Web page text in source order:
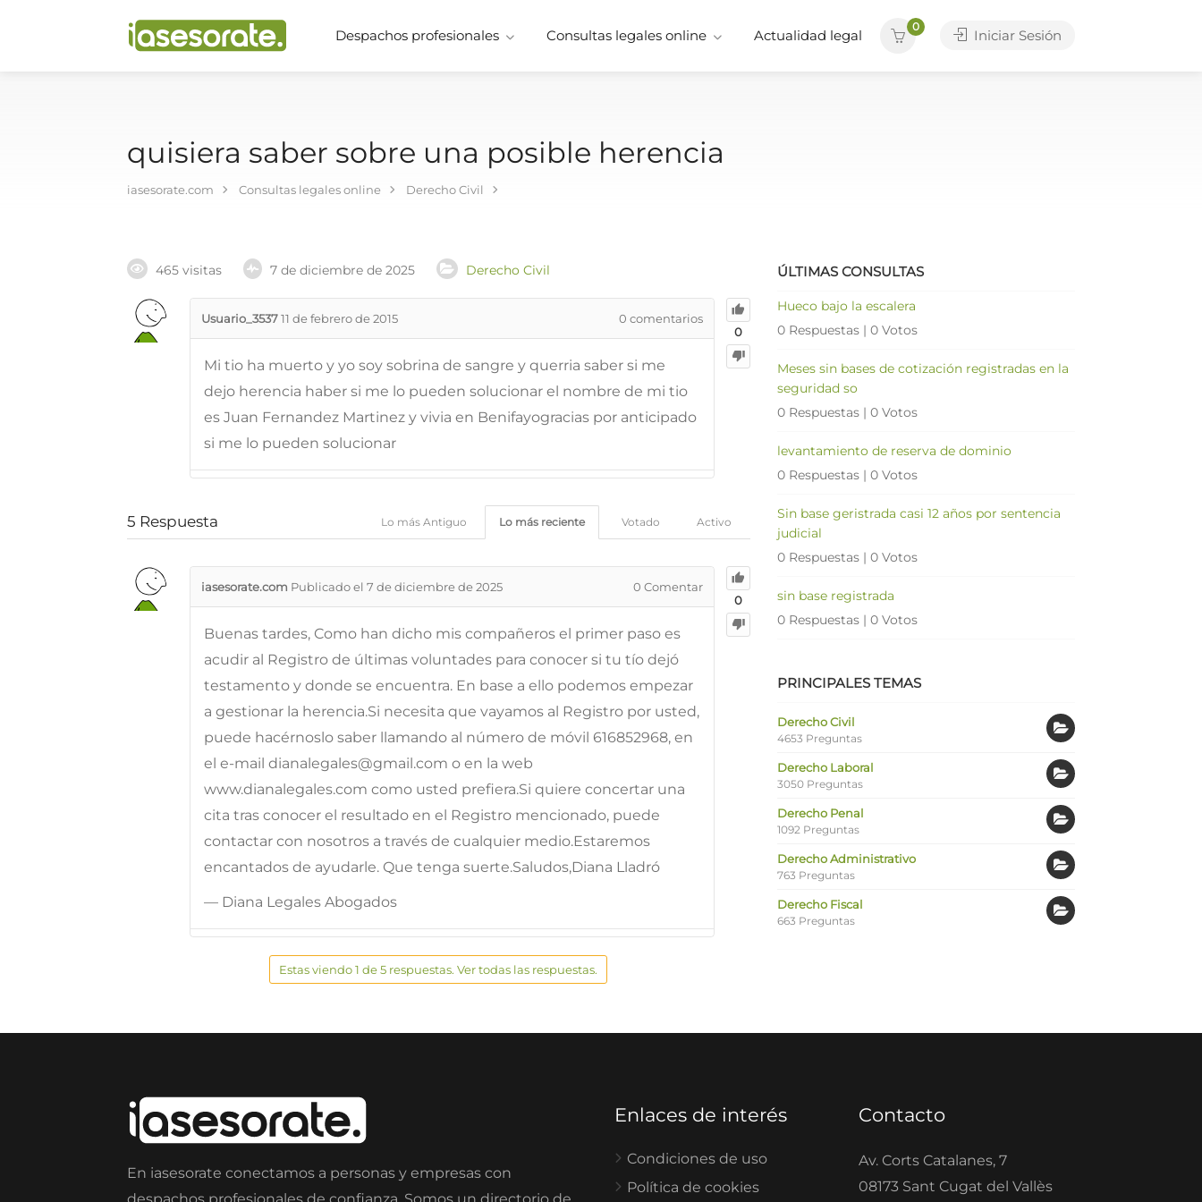
Despachos profesionales Consultas legales online Actualidad legal
0
Iniciar Sesión
quisiera saber sobre una posible herencia
iasesorate.com Consultas legales online Derecho Civil
465 visitas 7 de diciembre de 2025 Derecho Civil
0
Usuario_353711 de febrero de 2015 0 comentarios
Mi tio ha muerto y yo soy sobrina de sangre y querria saber si me
dejo herencia haber si me lo pueden solucionar el nombre de mi tio
es Juan Fernandez Martinez y vivia en Benifayogracias por anticipado
si me lo pueden solucionar
5 Respuesta Activo
Votado
Lo más reciente
Lo más Antiguo
0
iasesorate.com Publicado el 7 de diciembre de 2025 0 Comentar
Buenas tardes, Como han dicho mis compañeros el primer paso es
acudir al Registro de últimas voluntades para conocer si tu tío dejó
testamento y donde se encuentra. En base a ello podemos empezar
a gestionar la herencia.Si necesita que vayamos al Registro por usted,
puede hacérnoslo saber llamando al número de móvil 616852968, en
el e-mail dianalegales@gmail.com o en la web
www.dianalegales.com como usted prefiera.Si quiere concertar una
cita tras conocer el resultado en el Registro mencionado, puede
contactar con nosotros a través de cualquier medio.Estaremos
encantados de ayudarle. Que tenga suerte.Saludos,Diana Lladró
— Diana Legales Abogados
Estas viendo 1 de 5 respuestas. Ver todas las respuestas.
ÚLTIMAS CONSULTAS
Hueco bajo la escalera
0 Respuestas | 0 Votos
Meses sin bases de cotización registradas en la
seguridad so
0 Respuestas | 0 Votos
levantamiento de reserva de dominio
0 Respuestas | 0 Votos
Sin base geristrada casi 12 años por sentencia
judicial
0 Respuestas | 0 Votos
sin base registrada
0 Respuestas | 0 Votos
PRINCIPALES TEMAS
Derecho Civil
4653 Preguntas
Derecho Laboral
3050 Preguntas
Derecho Penal
1092 Preguntas
Derecho Administrativo
763 Preguntas
Derecho Fiscal
663 Preguntas
En iasesorate conectamos a personas y empresas con
Enlaces de interés
Condiciones de uso
Política de cookies
Contacto
Av. Corts Catalanes, 7
08173 Sant Cugat del Vallès